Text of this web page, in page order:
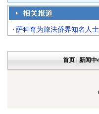
· 萨科奇为旅法侨界知名人
首页| 新闻中